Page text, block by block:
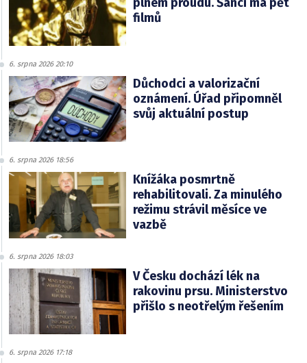
filmů
6. srpna 2026 20:10
Důchodci a valorizační
oznámení. Úřad připomněl
svůj aktuální postup
6. srpna 2026 18:56
Knížáka posmrtně
rehabilitovali. Za minulého
režimu strávil měsíce ve
vazbě
6. srpna 2026 18:03
V Česku dochází lék na
rakovinu prsu. Ministerstvo
přišlo s neotřelým řešením
6. srpna 2026 17:18